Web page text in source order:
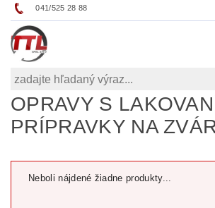
041/525 28 88
OPRAVY S
PRÍPRAVKY NA
Neboli nájdené žiadne produkty...